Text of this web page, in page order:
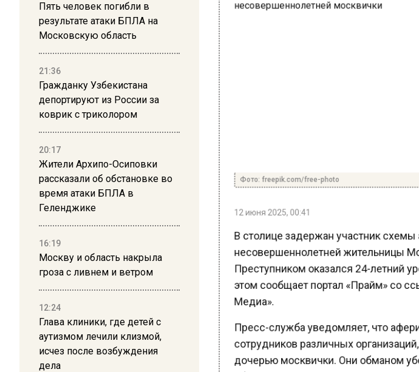
Пять человек погибли в
результате атаки БПЛА на
Московскую область
21:36
Гражданку Узбекистана
депортируют из России за
коврик с триколором
20:17
Жители Архипо-Осиповки
рассказали об обстановке во
время атаки БПЛА в
Геленджике
16:19
Москву и область накрыла
гроза с ливнем и ветром
12:24
Глава клиники, где детей с
аутизмом лечили клизмой,
исчез после возбуждения
дела
Фото: freepik.com/free-photo
12 июня 2025, 00:41
В столице задержан участник
несовершеннолетней жительницы
Преступником оказался 24-летний
этом сообщает портал «Прайм» со
Медиа».
Пресс-служба уведомляет, что
сотрудников различных
дочерью москвички. Они обманом